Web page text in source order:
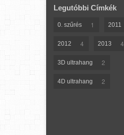
Legutóbbi Címkék
0. szűrés 1 2011
2012 4 2013 4
3D ultrahang 2
4D ultrahang 2